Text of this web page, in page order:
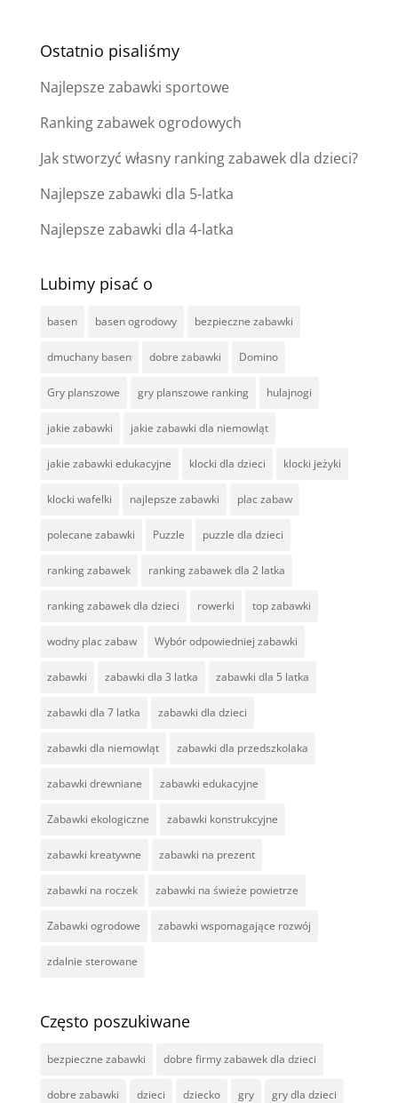
Ostatnio pisaliśmy
Najlepsze zabawki sportowe
Ranking zabawek ogrodowych
Jak stworzyć własny ranking zabawek dla dzieci?
Najlepsze zabawki dla 5-latka
Najlepsze zabawki dla 4-latka
Lubimy pisać o
basen basen ogrodowy bezpieczne zabawki
dmuchany basen dobre zabawki Domino
Gry planszowe gry planszowe ranking hulajnogi
jakie zabawki jakie zabawki dla niemowląt
jakie zabawki edukacyjne klocki dla dzieci klocki jeżyki
klocki wafelki najlepsze zabawki plac zabaw
polecane zabawki Puzzle puzzle dla dzieci
ranking zabawek ranking zabawek dla 2 latka
ranking zabawek dla dzieci rowerki top zabawki
wodny plac zabaw Wybór odpowiedniej zabawki
zabawki zabawki dla 3 latka zabawki dla 5 latka
zabawki dla 7 latka zabawki dla dzieci
zabawki dla niemowląt zabawki dla przedszkolaka
zabawki drewniane zabawki edukacyjne
Zabawki ekologiczne zabawki konstrukcyjne
zabawki kreatywne zabawki na prezent
zabawki na roczek zabawki na świeże powietrze
Zabawki ogrodowe zabawki wspomagające rozwój
zdalnie sterowane
Często poszukiwane
bezpieczne zabawki dobre firmy zabawek dla dzieci
dobre zabawki dzieci dziecko gry gry dla dzieci